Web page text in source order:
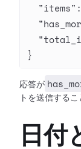
  "items"
}
応答が
トを送信する
日付